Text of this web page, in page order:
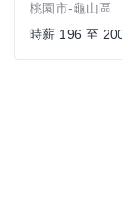
桃園市-龜山區
時薪 196 至